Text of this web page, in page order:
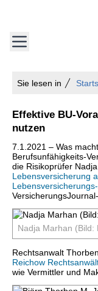
Sie lesen in
Effektive BU-
nutzen
7.1.2021 – Was
Berufsunfähigkeits-
die Risikoprüfer
Lebensversicherung
Nadja Marhan (Bild:
Rechtsanwalt
Reichow
wie Vermittler und